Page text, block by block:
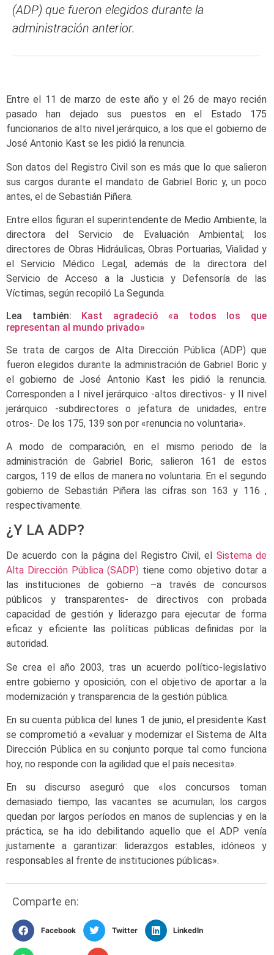
(ADP) que fueron elegidos durante la
administración anterior.
Entre el 11 de marzo de este año y el 26 de mayo recién
pasado han dejado sus puestos en el Estado 175
funcionarios de alto nivel jerárquico, a los que el gobierno de
José Antonio Kast se les pidió la renuncia.
Son datos del Registro Civil son es más que lo que salieron
sus cargos durante el mandato de Gabriel Boric y, un poco
antes, el de Sebastián Piñera.
Entre ellos figuran el superintendente de Medio Ambiente; la
directora del Servicio de Evaluación Ambiental; los
directores de Obras Hidráulicas, Obras Portuarias, Vialidad y
el Servicio Médico Legal, además de la directora del
Servicio de Acceso a la Justicia y Defensoría de las
Víctimas, según recopiló La Segunda.
Lea también: Kast agradeció «a todos los que
representan al mundo privado»
Se trata de cargos de Alta Dirección Pública (ADP) que
fueron elegidos durante la administración de Gabriel Boric y
el gobierno de José Antonio Kast les pidió la renuncia.
Corresponden a I nivel jerárquico -altos directivos- y II nivel
jerárquico -subdirectores o jefatura de unidades, entre
otros-. De los 175, 139 son por «renuncia no voluntaria».
A modo de comparación, en el mismo periodo de la
administración de Gabriel Boric, salieron 161 de estos
cargos, 119 de ellos de manera no voluntaria. En el segundo
gobierno de Sebastián Piñera las cifras son 163 y 116 ,
respectivamente.
¿Y LA ADP?
De acuerdo con la página del Registro Civil, el Sistema de
Alta Dirección Pública (SADP) tiene como objetivo dotar a
las instituciones de gobierno –a través de concursos
públicos y transparentes- de directivos con probada
capacidad de gestión y liderazgo para ejecutar de forma
eficaz y eficiente las políticas públicas definidas por la
autoridad.
Se crea el año 2003, tras un acuerdo político-legislativo
entre gobierno y oposición, con el objetivo de aportar a la
modernización y transparencia de la gestión pública.
En su cuenta pública del lunes 1 de junio, el presidente Kast
se comprometió a «evaluar y modernizar el Sistema de Alta
Dirección Pública en su conjunto porque tal como funciona
hoy, no responde con la agilidad que el país necesita».
En su discurso aseguró que «los concursos toman
demasiado tiempo, las vacantes se acumulan; los cargos
quedan por largos períodos en manos de suplencias y en la
práctica, se ha ido debilitando aquello que el ADP venía
justamente a garantizar: liderazgos estables, idóneos y
responsables al frente de instituciones públicas».
Comparte en:
Facebook Twitter LinkedIn